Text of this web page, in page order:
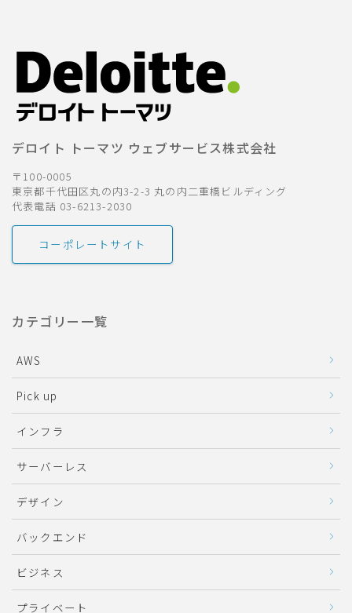
デロイト トーマツ ウェブサービス株式会社
〒100-0005
東京都千代田区丸の内3-2-3 丸の内二重橋ビルディング
代表電話 03-6213-2030
コーポレートサイト
カテゴリー一覧
AWS
Pick up
インフラ
サーバーレス
デザイン
バックエンド
ビジネス
プライベート